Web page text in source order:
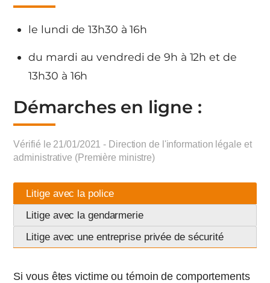
le lundi de 13h30 à 16h
du mardi au vendredi de 9h à 12h et de
13h30 à 16h
Démarches en ligne :
Vérifié le 21/01/2021 - Direction de l'information légale et
administrative (Première ministre)
Litige avec la police
Litige avec la gendarmerie
Litige avec une entreprise privée de sécurité
Si vous êtes victime ou témoin de comportements